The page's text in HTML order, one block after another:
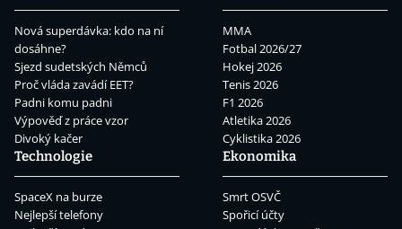
Nová superdávka: kdo na ní
dosáhne?
Sjezd sudetských Němců
Proč vláda zavádí EET?
Padni komu padni
Výpověď z práce vzor
Divoký kačer
MMA
Fotbal 2026/27
Hokej 2026
Tenis 2026
F1 2026
Atletika 2026
Cyklistika 2026
Technologie
SpaceX na burze
Nejlepší telefony
Ekonomika
Smrt OSVČ
Spořicí účty